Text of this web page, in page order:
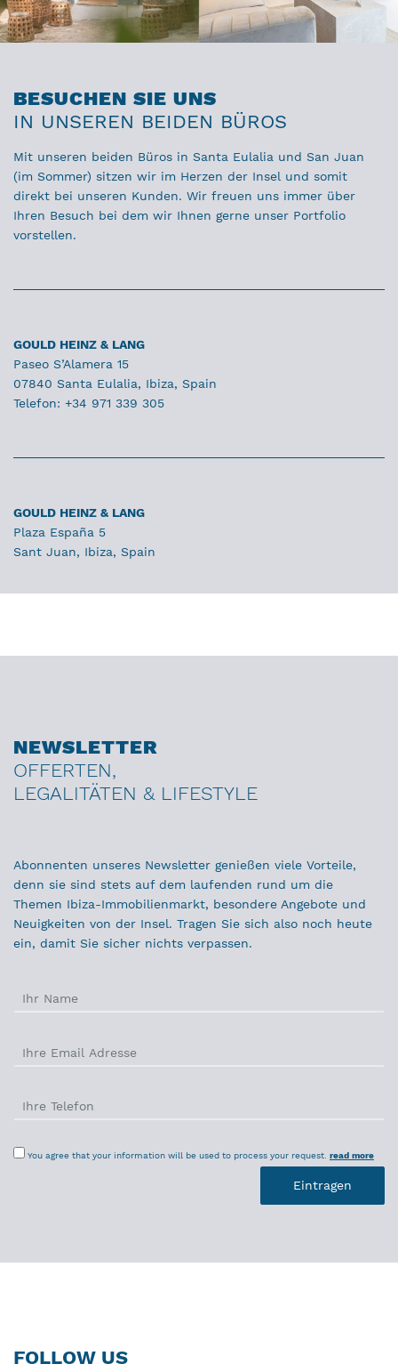
BESUCHEN SIE UNS
IN UNSEREN BEIDEN BÜROS
Mit unseren beiden Büros in Santa Eulalia und San Juan
(im Sommer) sitzen wir im Herzen der Insel und somit
direkt bei unseren Kunden. Wir freuen uns immer über
Ihren Besuch bei dem wir Ihnen gerne unser Portfolio
vorstellen.
GOULD HEINZ & LANG
Paseo S’Alamera 15
07840 Santa Eulalia, Ibiza, Spain
Telefon: +34 971 339 305
GOULD HEINZ & LANG
Plaza España 5
Sant Juan, Ibiza, Spain
NEWSLETTER
OFFERTEN,
LEGALITÄTEN & LIFESTYLE
Abonnenten unseres Newsletter genießen viele Vorteile,
denn sie sind stets auf dem laufenden rund um die
Themen Ibiza-Immobilienmarkt, besondere Angebote und
Neuigkeiten von der Insel. Tragen Sie sich also noch heute
ein, damit Sie sicher nichts verpassen.
You agree that your information will be used to process your request. read more
FOLLOW US